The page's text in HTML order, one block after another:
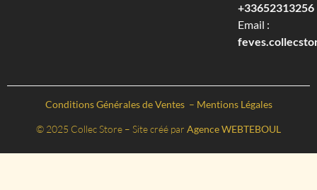
+33652313256‬
Email :
Conditions Générales de Ventes – Mentions Légales
© 2025 Collec Store – Site créé par Agence WEBTEBOUL